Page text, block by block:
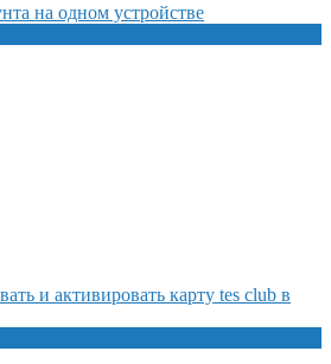
на одном устройстве
и активировать карту tes club в